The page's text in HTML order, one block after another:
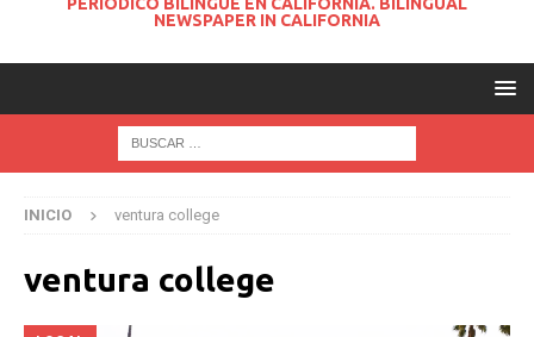
PERIODICO BILINGUE EN CALIFORNIA. BILINGUAL
NEWSPAPER IN CALIFORNIA
INICIO ventura college
ventura college